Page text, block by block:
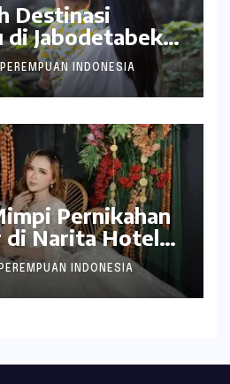
Destinasi
di Jabodetabek
PEREMPUAN INDONESIA
Pernikahan
di Narita Hotel
PEREMPUAN INDONESIA